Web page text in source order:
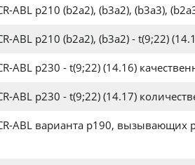
p210 (b2a2), (b3a2), (b3a3),
ABL p210 (b2a2), (b3a2) - t(9;22)
ABL p230 - t(9;22) (14.16)
ABL p230 - t(9;22) (14.17)
ABL варианта р190, вызывающих